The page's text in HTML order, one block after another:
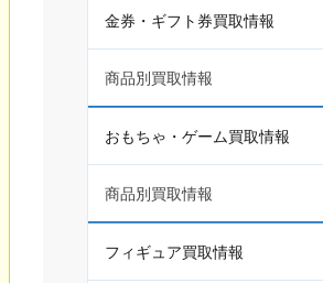
金券・ギフト券買取情報
商品別買取情報
おもちゃ・ゲーム買取情報
商品別買取情報
フィギュア買取情報